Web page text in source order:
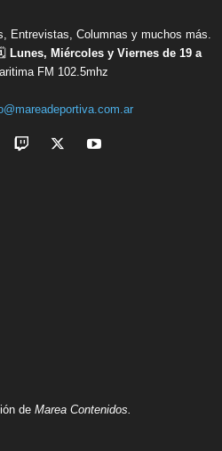
Entrevistas, Columnas y muchos más.
Lunes, Miércoles y Viernes de 19 a
FM 102.5mhz
de Marea Contenidos.